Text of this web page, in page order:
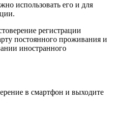
использовать его и для
регистрации
постоянного проживания и
иностранного
в смартфон и выходите